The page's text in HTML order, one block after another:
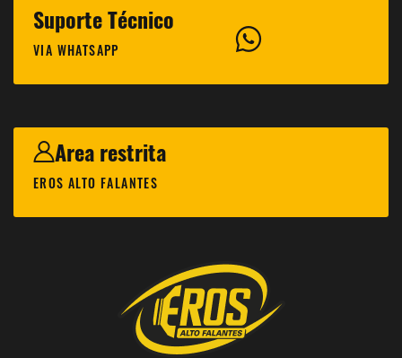
Suporte Técnico
VIA WHATSAPP
Area restrita
EROS ALTO FALANTES